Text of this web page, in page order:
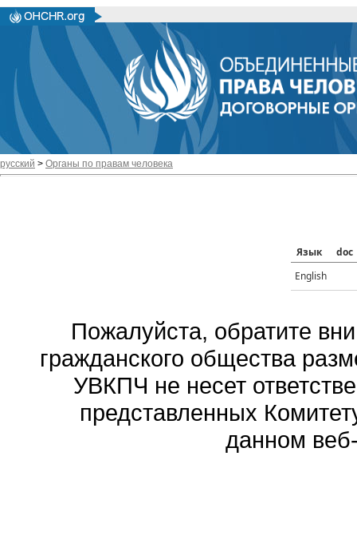
русский > Органы по правам человека
Язык
doc
English
Пожалуйста, обратите
гражданского общества
УВКПЧ не несет
представленных
данном